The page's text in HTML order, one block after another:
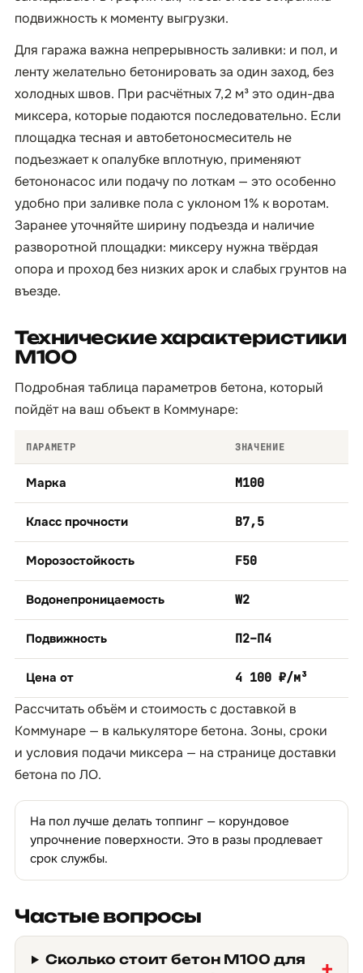
подвижность к моменту выгрузки.
Для гаража важна непрерывность заливки: и пол, и
ленту желательно бетонировать за один заход, без
холодных швов. При расчётных 7,2 м³ это один-два
миксера, которые подаются последовательно. Если
площадка тесная и автобетоносмеситель не
подъезжает к опалубке вплотную, применяют
бетононасос или подачу по лоткам — это особенно
удобно при заливке пола с уклоном 1% к воротам.
Заранее уточняйте ширину подъезда и наличие
разворотной площадки: миксеру нужна твёрдая
опора и проход без низких арок и слабых грунтов на
въезде.
Технические характеристики
М100
Подробная таблица параметров бетона, который
пойдёт на ваш объект в Коммунаре:
ПАРАМЕТР ЗНАЧЕНИЕ
Марка М100
Класс прочности B7,5
Морозостойкость F50
Водонепроницаемость W2
Подвижность П2–П4
Цена от 4 100 ₽/м³
Рассчитать объём и стоимость с доставкой в
Коммунаре — в калькуляторе бетона. Зоны, сроки
и условия подачи миксера — на страницедоставки
бетона по ЛО.
На пол лучше делать топпинг — корундовое
упрочнение поверхности. Это в разы продлевает
срок службы.
Частые вопросы
Сколько стоит бетон М100 для